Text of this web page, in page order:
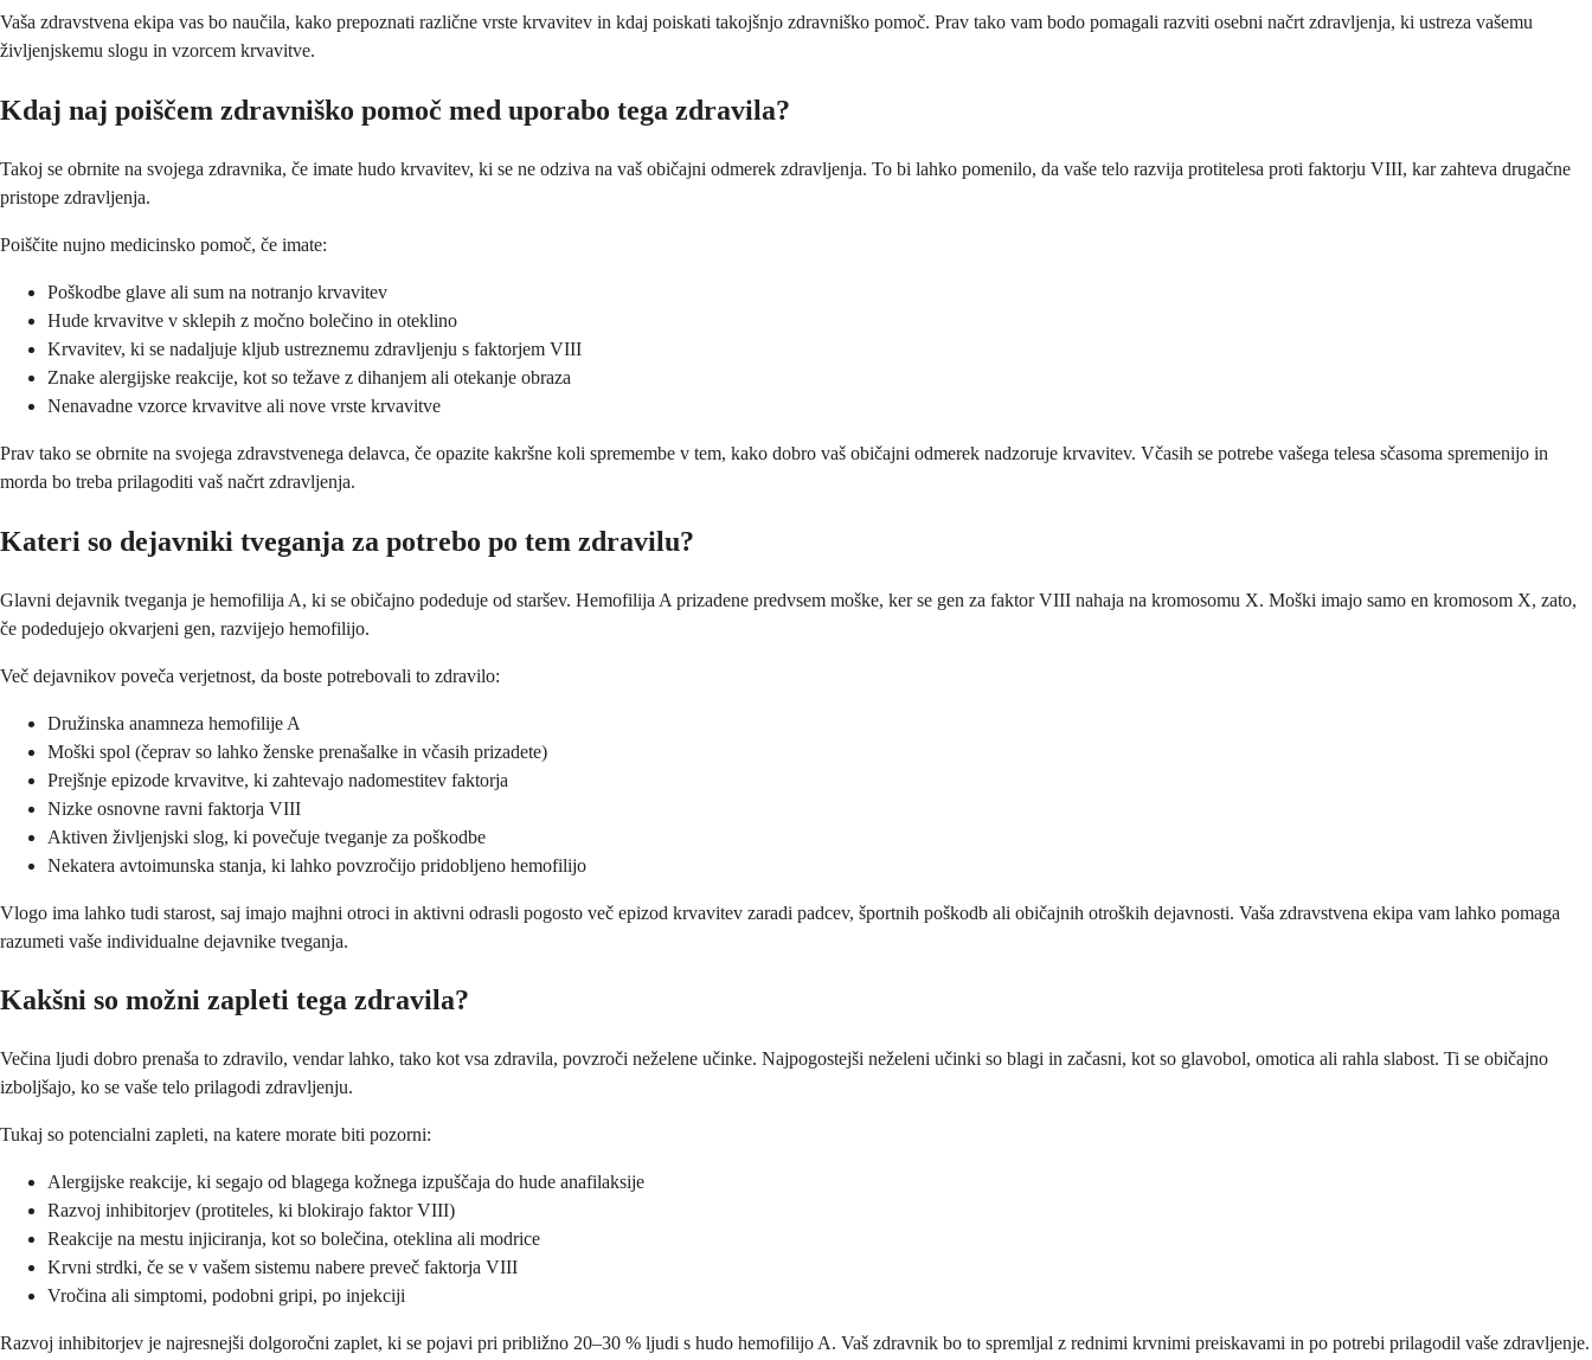
Vaša zdravstvena ekipa vas bo naučila, kako prepoznati različne vrste krvavitev in kdaj poiskati takojšnjo zdravniško pomoč. Prav tako vam bodo pomagali razviti osebni načrt zdravljenja, ki ustreza vašemu
življenjskemu slogu in vzorcem krvavitve.
Kdaj naj poiščem zdravniško pomoč med uporabo tega zdravila?
Takoj se obrnite na svojega zdravnika, če imate hudo krvavitev, ki se ne odziva na vaš običajni odmerek zdravljenja. To bi lahko pomenilo, da vaše telo razvija protitelesa proti faktorju VIII, kar zahteva drugačne
pristope zdravljenja.
Poiščite nujno medicinsko pomoč, če imate:
Poškodbe glave ali sum na notranjo krvavitev
Hude krvavitve v sklepih z močno bolečino in oteklino
Krvavitev, ki se nadaljuje kljub ustreznemu zdravljenju s faktorjem VIII
Znake alergijske reakcije, kot so težave z dihanjem ali otekanje obraza
Nenavadne vzorce krvavitve ali nove vrste krvavitve
Prav tako se obrnite na svojega zdravstvenega delavca, če opazite kakršne koli spremembe v tem, kako dobro vaš običajni odmerek nadzoruje krvavitev. Včasih se potrebe vašega telesa sčasoma spremenijo in
morda bo treba prilagoditi vaš načrt zdravljenja.
Kateri so dejavniki tveganja za potrebo po tem zdravilu?
Glavni dejavnik tveganja je hemofilija A, ki se običajno podeduje od staršev. Hemofilija A prizadene predvsem moške, ker se gen za faktor VIII nahaja na kromosomu X. Moški imajo samo en kromosom X, zato,
če podedujejo okvarjeni gen, razvijejo hemofilijo.
Več dejavnikov poveča verjetnost, da boste potrebovali to zdravilo:
Družinska anamneza hemofilije A
Moški spol (čeprav so lahko ženske prenašalke in včasih prizadete)
Prejšnje epizode krvavitve, ki zahtevajo nadomestitev faktorja
Nizke osnovne ravni faktorja VIII
Aktiven življenjski slog, ki povečuje tveganje za poškodbe
Nekatera avtoimunska stanja, ki lahko povzročijo pridobljeno hemofilijo
Vlogo ima lahko tudi starost, saj imajo majhni otroci in aktivni odrasli pogosto več epizod krvavitev zaradi padcev, športnih poškodb ali običajnih otroških dejavnosti. Vaša zdravstvena ekipa vam lahko pomaga
razumeti vaše individualne dejavnike tveganja.
Kakšni so možni zapleti tega zdravila?
Večina ljudi dobro prenaša to zdravilo, vendar lahko, tako kot vsa zdravila, povzroči neželene učinke. Najpogostejši neželeni učinki so blagi in začasni, kot so glavobol, omotica ali rahla slabost. Ti se običajno
izboljšajo, ko se vaše telo prilagodi zdravljenju.
Tukaj so potencialni zapleti, na katere morate biti pozorni:
Alergijske reakcije, ki segajo od blagega kožnega izpuščaja do hude anafilaksije
Razvoj inhibitorjev (protiteles, ki blokirajo faktor VIII)
Reakcije na mestu injiciranja, kot so bolečina, oteklina ali modrice
Krvni strdki, če se v vašem sistemu nabere preveč faktorja VIII
Vročina ali simptomi, podobni gripi, po injekciji
Razvoj inhibitorjev je najresnejši dolgoročni zaplet, ki se pojavi pri približno 20–30 % ljudi s hudo hemofilijo A. Vaš zdravnik bo to spremljal z rednimi krvnimi preiskavami in po potrebi prilagodil vaše zdravljenje.